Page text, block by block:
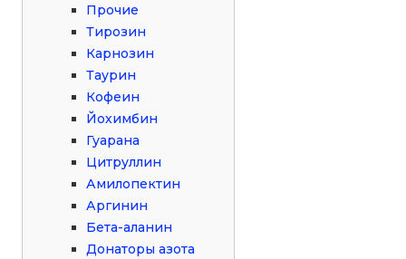
Прочие
Тирозин
Карнозин
Таурин
Кофеин
Йохимбин
Гуарана
Цитруллин
Амилопектин
Аргинин
Бета-аланин
Донаторы азота